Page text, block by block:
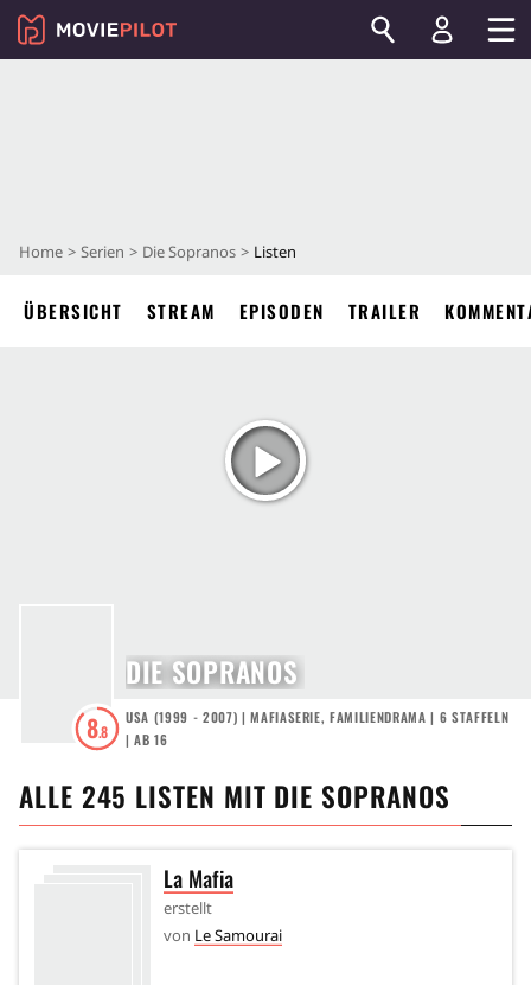
Home Serien Die Sopranos Listen
ÜBERSICHT STREAM EPISODEN TRAILER
8.8
DIE SOPRANOS
USA (1999 - 2007) |MAFIASERIE,FAMILIENDRAMA | 6 STAFFELN
|AB 16
ALLE 245 LISTEN MIT DIE SOPRANOS
La Mafia
erstellt
von Le Samourai